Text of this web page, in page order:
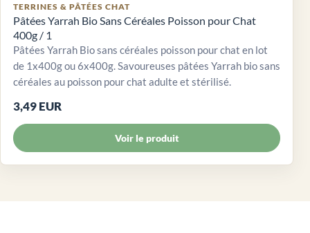
TERRINES & PÂTÉES CHAT
Pâtées Yarrah Bio Sans Céréales Poisson pour Chat
400g / 1
Pâtées Yarrah Bio sans céréales poisson pour chat en lot
de 1x400g ou 6x400g. Savoureuses pâtées Yarrah bio sans
céréales au poisson pour chat adulte et stérilisé.
3,49 EUR
Voir le produit